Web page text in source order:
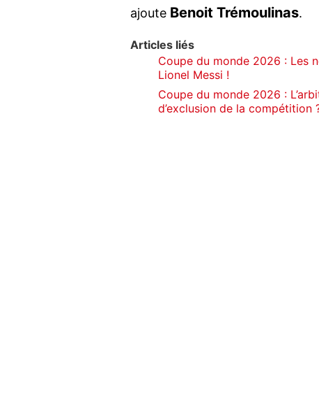
ajoute Benoit Trémoulinas.
Articles liés
Coupe du monde 2026 : Les
Lionel Messi !
Coupe du monde 2026 :
d’exclusion de la compétition